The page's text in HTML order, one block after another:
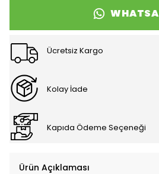
Ücretsiz Kargo
Kolay İade
Kapıda Ödeme Seçeneği
Ürün Açıklaması